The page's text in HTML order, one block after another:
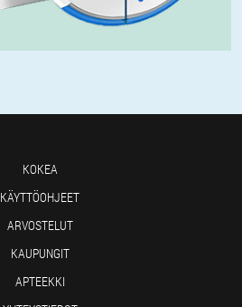
KOKEA
KÄYTTÖOHJEET
ARVOSTELUT
KAUPUNGIT
APTEEKKI